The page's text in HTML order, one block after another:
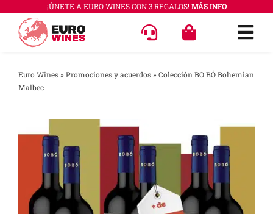
contenido
¡ÚNETE A EURO WINES CON 3 REGALOS! MÁS INFO
Euro Wines» Promociones y acuerdos» Colección BO BÓ Bohemian
Malbec